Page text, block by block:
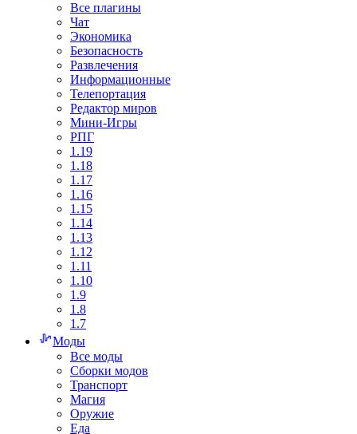
Все плагины
Чат
Экономика
Безопасность
Развлечения
Информационные
Телепортация
Редактор миров
Мини-Игры
РПГ
1.19
1.18
1.17
1.16
1.15
1.14
1.13
1.12
1.11
1.10
1.9
1.8
1.7
Моды
Все моды
Сборки модов
Транспорт
Магия
Оружие
Еда